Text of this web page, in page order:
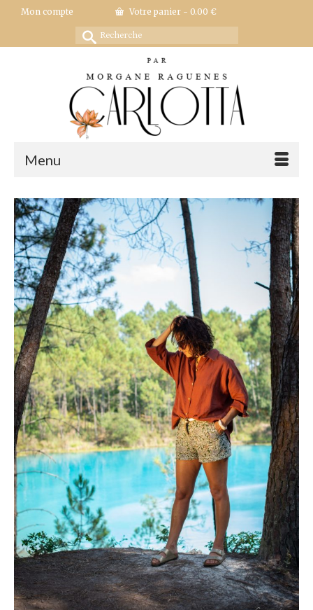
Mon compte Votre panier - 0.00 €
Rechercher :
Menu